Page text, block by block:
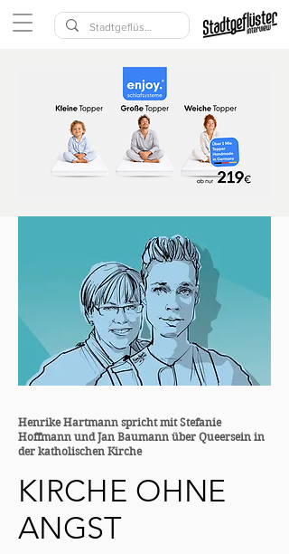
Henrike Hartmann spricht mit Stefanie
Hoffmann und Jan Baumann über Queersein in
der katholischen Kirche
KIRCHE OHNE
ANGST